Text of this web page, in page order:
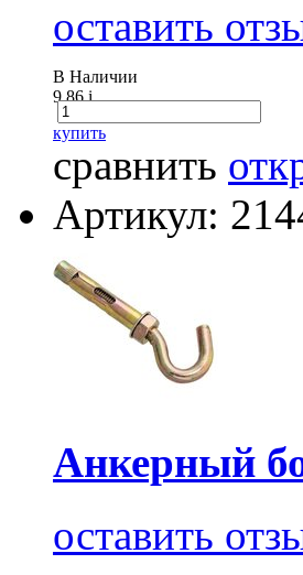
оставить
В Наличии
9.86i
купить
сравнить
Артикул:
Анкерный
оставить